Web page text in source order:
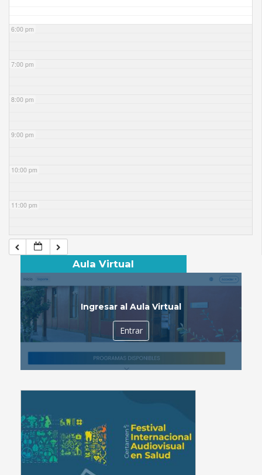
6:00 pm
7:00 pm
8:00 pm
9:00 pm
10:00 pm
11:00 pm
Aula Virtual
Ingresar al Aula Virtual
Entrar